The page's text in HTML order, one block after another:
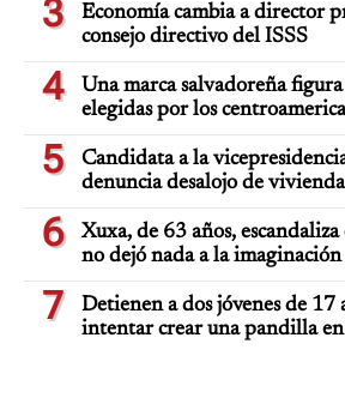
3
Economía cambia a director
consejo directivo del ISSS
4
Una marca salvadoreña
elegidas por los
5
Candidata a la
denuncia desalojo de vivienda
6
Xuxa, de 63 años,
no dejó nada a la imaginación
7
Detienen a dos jóvenes de 17
intentar crear una pandilla